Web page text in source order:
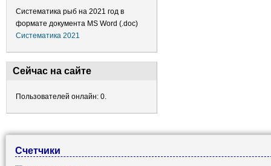
Систематика рыб на 2021 год в
формате документа MS Word (.doc)
Систематика 2021
Сейчас на сайте
Пользователей онлайн: 0.
Счетчики